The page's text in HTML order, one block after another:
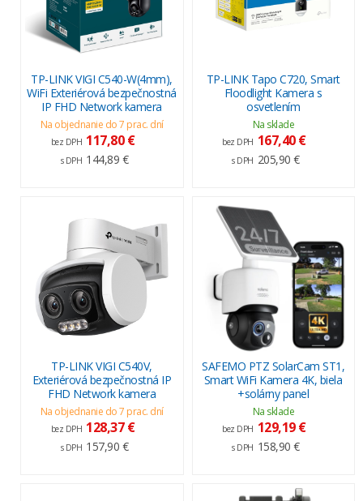
TP-LINK VIGI C540-W(4mm),
WiFi Exteriérová bezpečnostná
IP FHD Network kamera
Na objednanie do 7 prac. dní
bez DPH 117,80 €
s DPH 144,89 €
TP-LINK Tapo C720, Smart
Floodlight Kamera s
osvetlením
Na sklade
bez DPH 167,40 €
s DPH 205,90 €
TP-LINK VIGI C540V,
Exteriérová bezpečnostná IP
FHD Network kamera
Na objednanie do 7 prac. dní
bez DPH 128,37 €
s DPH 157,90 €
SAFEMO PTZ SolarCam ST1,
Smart WiFi Kamera 4K, biela
+solárny panel
Na sklade
bez DPH 129,19 €
s DPH 158,90 €